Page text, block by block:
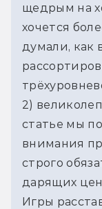
щедрым на
хочется
думали, как
2)
статье мы
внимания
строго
дарящих
Игры